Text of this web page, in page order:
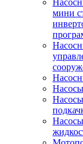
мини